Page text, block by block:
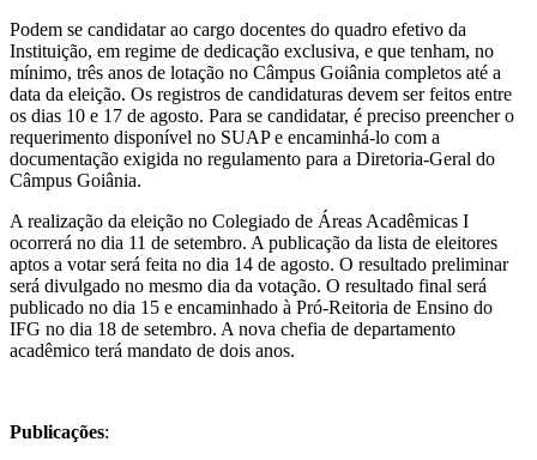
Podem se candidatar ao cargo docentes do quadro efetivo da
Instituição, em regime de dedicação exclusiva, e que tenham, no
mínimo, três anos de lotação no Câmpus Goiânia completos até a
data da eleição. Os registros de candidaturas devem ser feitos entre
os dias 10 e 17 de agosto. Para se candidatar, é preciso preencher o
requerimento disponível no SUAP e encaminhá-lo com a
documentação exigida no regulamento para a Diretoria-Geral do
Câmpus Goiânia.
A realização da eleição no Colegiado de Áreas Acadêmicas I
ocorrerá no dia 11 de setembro. A publicação da lista de eleitores
aptos a votar será feita no dia 14 de agosto. O resultado preliminar
será divulgado no mesmo dia da votação. O resultado final será
publicado no dia 15 e encaminhado à Pró-Reitoria de Ensino do
IFG no dia 18 de setembro. A nova chefia de departamento
acadêmico terá mandato de dois anos.
Publicações: